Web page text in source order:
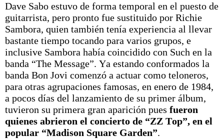
Dave Sabo estuvo de forma temporal en el puesto de
guitarrista, pero pronto fue sustituido por Richie
Sambora, quien también tenía experiencia al llevar
bastante tiempo tocando para varios grupos, e
inclusive Sambora había coincidido con Such en la
banda “The Message”. Ya estando conformados la
banda Bon Jovi comenzó a actuar como teloneros,
para otras agrupaciones famosas, en enero de 1984,
a pocos días del lanzamiento de su primer álbum,
tuvieron su primera gran aparición pues fueron
quienes abrieron el concierto de “ZZ Top”, en el
popular “Madison Square Garden”.